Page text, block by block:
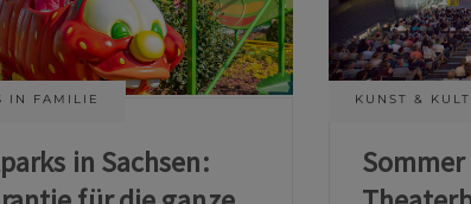
IN FAMILIE
in Sachsen:
KUNST &
Sommer